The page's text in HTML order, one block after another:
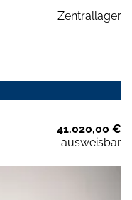
Zentrallager
41.020,00 €
ausweisbar